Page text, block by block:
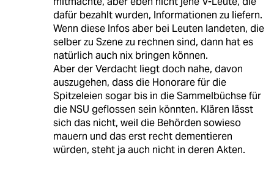
dafür bezahlt wurden, Informationen zu liefern.
Wenn diese Infos aber bei Leuten landeten, die
selber zu Szene zu rechnen sind, dann hat es
natürlich auch nix bringen können.
Aber der Verdacht liegt doch nahe, davon
auszugehen, dass die Honorare für die
Spitzeleien sogar bis in die Sammelbüchse für
die NSU geflossen sein könnten. Klären lässt
sich das nicht, weil die Behörden sowieso
mauern und das erst recht dementieren
würden, steht ja auch nicht in deren Akten.